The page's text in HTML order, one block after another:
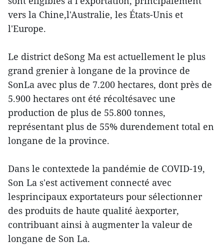
vers la Chine,l'Australie, les États-Unis et
l'Europe.
Le district deSong Ma est actuellement le plus
grand grenier à longane de la province de
SonLa avec plus de 7.200 hectares, dont près de
5.900 hectares ont été récoltésavec une
production de plus de 55.800 tonnes,
représentant plus de 55% durendement total en
longane de la province.
Dans le contextede la pandémie de COVID-19,
Son La s'est activement connecté avec
lesprincipaux exportateurs pour sélectionner
des produits de haute qualité àexporter,
contribuant ainsi à augmenter la valeur de
longane de Son La.